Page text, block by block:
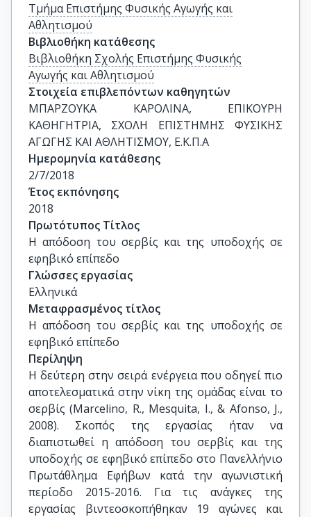
Τμήμα Επιστήμης Φυσικής Αγωγής και
Αθλητισμού
Βιβλιοθήκη κατάθεσης
Βιβλιοθήκη Σχολής Επιστήμης Φυσικής
Αγωγής και Αθλητισμού
Στοιχεία επιβλεπόντων καθηγητών
ΜΠΑΡΖΟΥΚΑ ΚΑΡΟΛΙΝΑ, ΕΠΙΚΟΥΡΗ
ΚΑΘΗΓΗΤΡΙΑ, ΣΧΟΛΗ ΕΠΙΣΤΗΜΗΣ ΦΥΣΙΚΗΣ
ΑΓΩΓΗΣ ΚΑΙ ΑΘΛΗΤΙΣΜΟΥ, Ε.Κ.Π.Α
Ημερομηνία κατάθεσης
2/7/2018
Έτος εκπόνησης
2018
Πρωτότυπος Τίτλος
Η απόδοση του σερβίς και της υποδοχής σε
εφηβικό επίπεδο
Γλώσσες εργασίας
Ελληνικά
Μεταφρασμένος τίτλος
Η απόδοση του σερβίς και της υποδοχής σε
εφηβικό επίπεδο
Περίληψη
Η δεύτερη στην σειρά ενέργεια που οδηγεί πιο
αποτελεσματικά στην νίκη της ομάδας είναι το
σερβίς (Marcelino, R., Mesquita, I., & Afonso, J.,
2008). Σκοπός της εργασίας ήταν να
διαπιστωθεί η απόδοση του σερβίς και της
υποδοχής σε εφηβικό επίπεδο στο Πανελλήνιο
Πρωτάθλημα Εφήβων κατά την αγωνιστική
περίοδο 2015-2016. Για τις ανάγκες της
εργασίας βιντεοσκοπήθηκαν 19 αγώνες και